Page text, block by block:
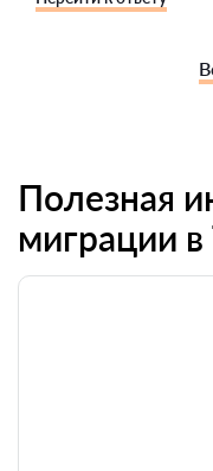
Полезная
миграции